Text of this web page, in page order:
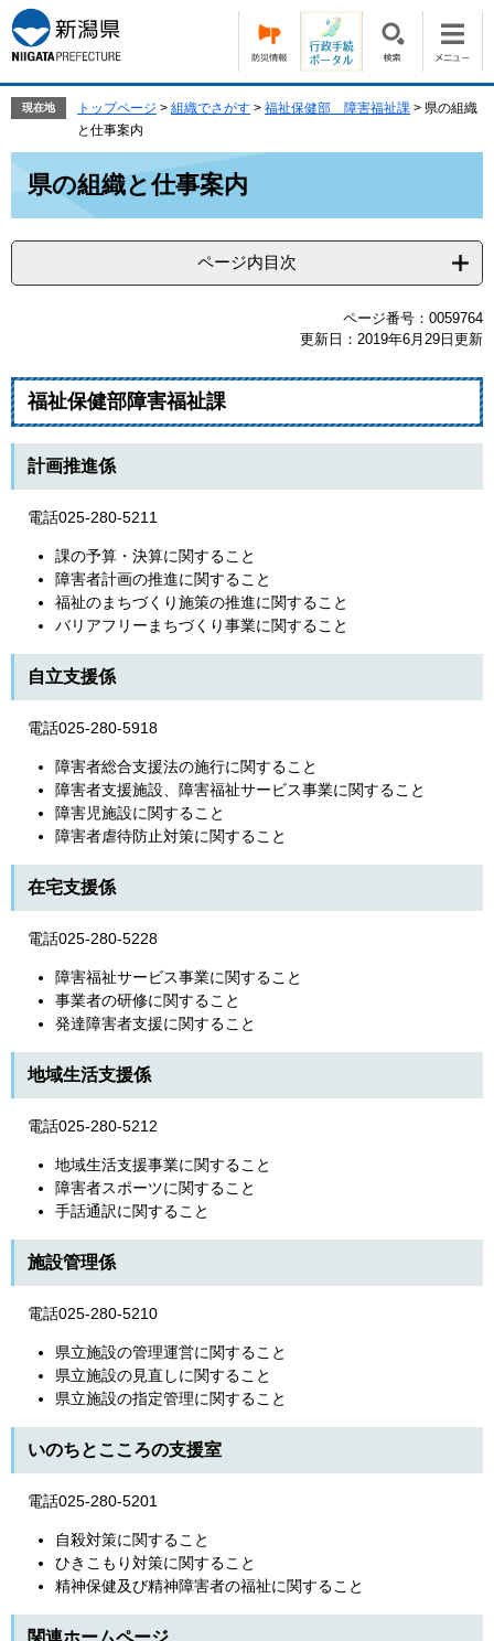
ー
ジ
の
で
す。
ニ
ュ
ー
ば
本
文
現在地 トップページ > 組織でさがす > 福祉保健部 障害福祉課 > 県の組織
と仕事案内
県の組織と仕事案内
ページ内目次
ページ番号：0059764
更新日：2019年6月29日更新
福祉保健部障害福祉課
計画推進係
電話025-280-5211
課の予算・決算に関すること
障害者計画の推進に関すること
福祉のまちづくり施策の推進に関すること
バリアフリーまちづくり事業に関すること
自立支援係
電話025-280-5918
障害者総合支援法の施行に関すること
障害者支援施設、障害福祉サービス事業に関すること
障害児施設に関すること
障害者虐待防止対策に関すること
在宅支援係
電話025-280-5228
障害福祉サービス事業に関すること
事業者の研修に関すること
発達障害者支援に関すること
地域生活支援係
電話025-280-5212
地域生活支援事業に関すること
障害者スポーツに関すること
手話通訳に関すること
施設管理係
電話025-280-5210
県立施設の管理運営に関すること
県立施設の見直しに関すること
県立施設の指定管理に関すること
いのちとこころの支援室
電話025-280-5201
自殺対策に関すること
ひきこもり対策に関すること
精神保健及び精神障害者の福祉に関すること
関連ホームページ